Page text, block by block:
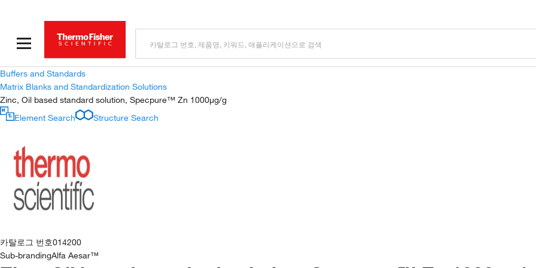
Buffers and Standards
Matrix Blanks and Standardization Solutions
Zinc, Oil based standard solution, Specpure™ Zn 1000μg/g
Element Search
Structure Search
카탈로그 번호014200
Sub-brandingAlfa Aesar™